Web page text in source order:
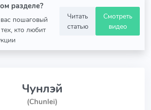
разделе?
пошаговый
кто любит
Читать
статью
Смотреть
видео
Чунлэй
(Chunlei)